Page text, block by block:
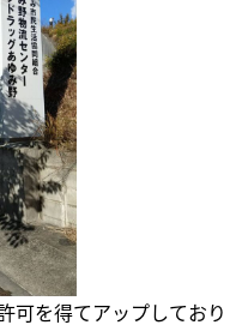
可を得てアップしており